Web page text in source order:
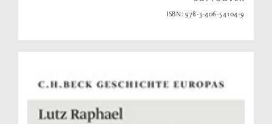
ISBN: 978-3-406-54104-9